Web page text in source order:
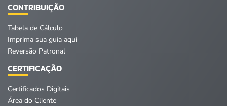
CONTRIBUIÇÃO
Tabela de Cálculo
Imprima sua guia aqui
Reversão Patronal
CERTIFICAÇÃO
Certificados Digitais
Área do Cliente